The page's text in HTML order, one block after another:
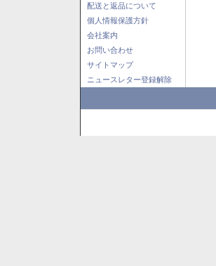
配送と返品について
個人情報保護方針
会社案内
お問い合わせ
サイトマップ
ニュースレター登録解除